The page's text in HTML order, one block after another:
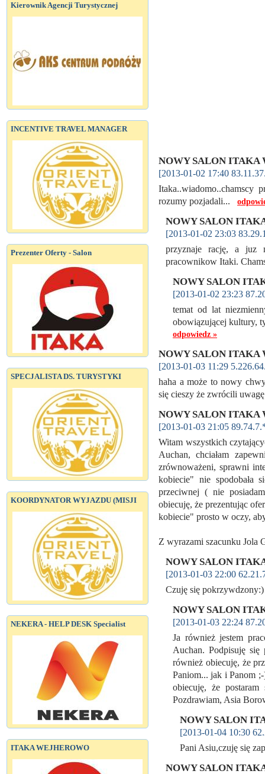
Kierownik Agencji Turystycznej
INCENTIVE TRAVEL MANAGER
Prezenter Oferty - Salon
SPECJALISTA DS. TURYSTYKI
KOORDYNATOR WYJAZDU (MISJI
NEKERA - HELP DESK Specialist
ITAKA WEJHEROWO
NOWY SALON ITAKA
[2013-01-02 17:40
rozumy pozjadali...
NOWY SALON
[2013-01-02 23:03
przyznaje rację, a juz
pracownikow Itaki.
NOWY SALON
[2013-01-02 23:23
temat od lat
obowiązującej kultury,
odpowiedz »
NOWY SALON ITAKA
[2013-01-03 11:29
haha a może to nowy
się cieszy że zwrócili
NOWY SALON ITAKA
[2013-01-03 21:05
Witam wszystkich
Auchan, chciałam
zrównoważeni, sprawni
kobiecie" nie spodobała
przeciwnej ( nie
obiecuję, że prezentując
kobiecie" prosto w oczy,
Z wyrazami szacunku
NOWY SALON
[2013-01-03 22:00
Czuję się
NOWY SALON
[2013-01-03 22:24
Ja również jestem
Auchan. Podpisuję się
również obiecuję, że
Paniom... jak i Panom
obiecuję, że
Pozdrawiam, Asia
NOWY SALON
[2013-01-04 10:30
Pani Asiu,czuję się
NOWY SALON